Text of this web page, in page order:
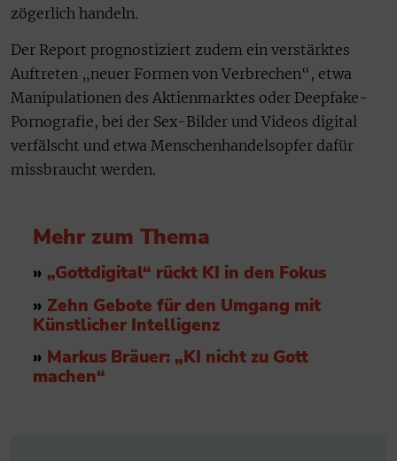
zögerlich handeln.
Der Report prognostiziert zudem ein verstärktes
Auftreten „neuer Formen von Verbrechen“, etwa
Manipulationen des Aktienmarktes oder Deepfake-
Pornografie, bei der Sex-Bilder und Videos digital
verfälscht und etwa Menschenhandelsopfer dafür
missbraucht werden.
Mehr zum Thema
» „Gottdigital“ rückt KI in den Fokus
» Zehn Gebote für den Umgang mit
Künstlicher Intelligenz
» Markus Bräuer: „KI nicht zu Gott
machen“